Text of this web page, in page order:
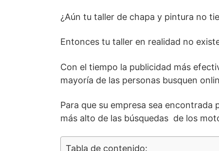
¿Aún tu taller de chapa y pintura no
Entonces tu taller en realidad no
Con el tiempo la publicidad más
mayoría de las personas busquen
Para que su empresa sea
más alto de las búsquedas de los
Tabla de contenido: